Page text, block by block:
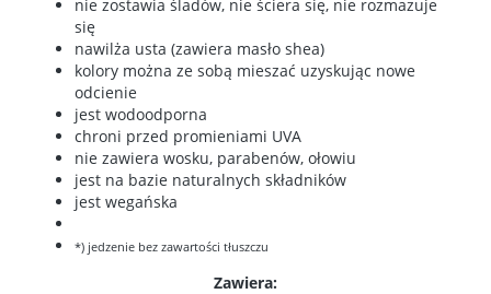
nie zostawia śladów, nie ściera się, nie rozmazuje
się
nawilża usta (zawiera masło shea)
kolory można ze sobą mieszać uzyskując nowe
odcienie
jest wodoodporna
chroni przed promieniami UVA
nie zawiera wosku, parabenów, ołowiu
jest na bazie naturalnych składników
jest wegańska
*) jedzenie bez zawartości tłuszczu
Zawiera: